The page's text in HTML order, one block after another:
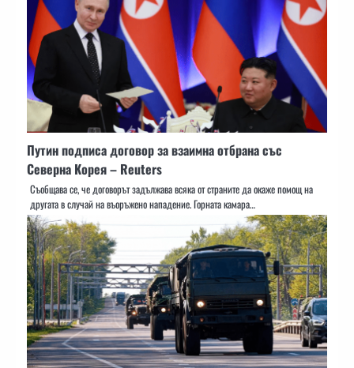
Путин подписа договор за взаимна отбрана със
Северна Корея – Reuters
Съобщава се, че договорът задължава всяка от страните да окаже помощ на
другата в случай на въоръжено нападение. Горната камара…